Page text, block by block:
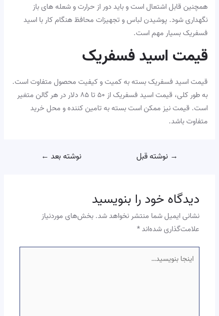
همچنین قابل اشتعال است و باید دور از حرارت و شعله های باز
نگهداری شود. پوشیدن لباس و تجهیزات محافظ هنگام کار با اسید
فسفریک بسیار مهم است.
قیمت اسید فسفریک
قیمت اسید فسفریک بسته به کمیت و کیفیت محصول متفاوت است.
به طور کلی، قیمت اسید فسفریک از ۵۰ تا ۸۵ دلار در هر گالن متغیر
است. قیمت نیز ممکن است بسته به تامین کننده و محل خرید
متفاوت باشد.
→ نوشته قبل نوشته بعد ←
دیدگاه‌ خود را بنویسید
نشانی ایمیل شما منتشر نخواهد شد. بخش‌های موردنیاز
علامت‌گذاری شده‌اند*
بنویسید…